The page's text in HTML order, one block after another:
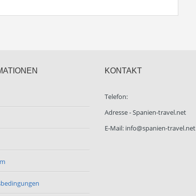
KONTAKT
Telefon:
Adresse - Spanien-travel.net
E-Mail: info@spanien-travel.net